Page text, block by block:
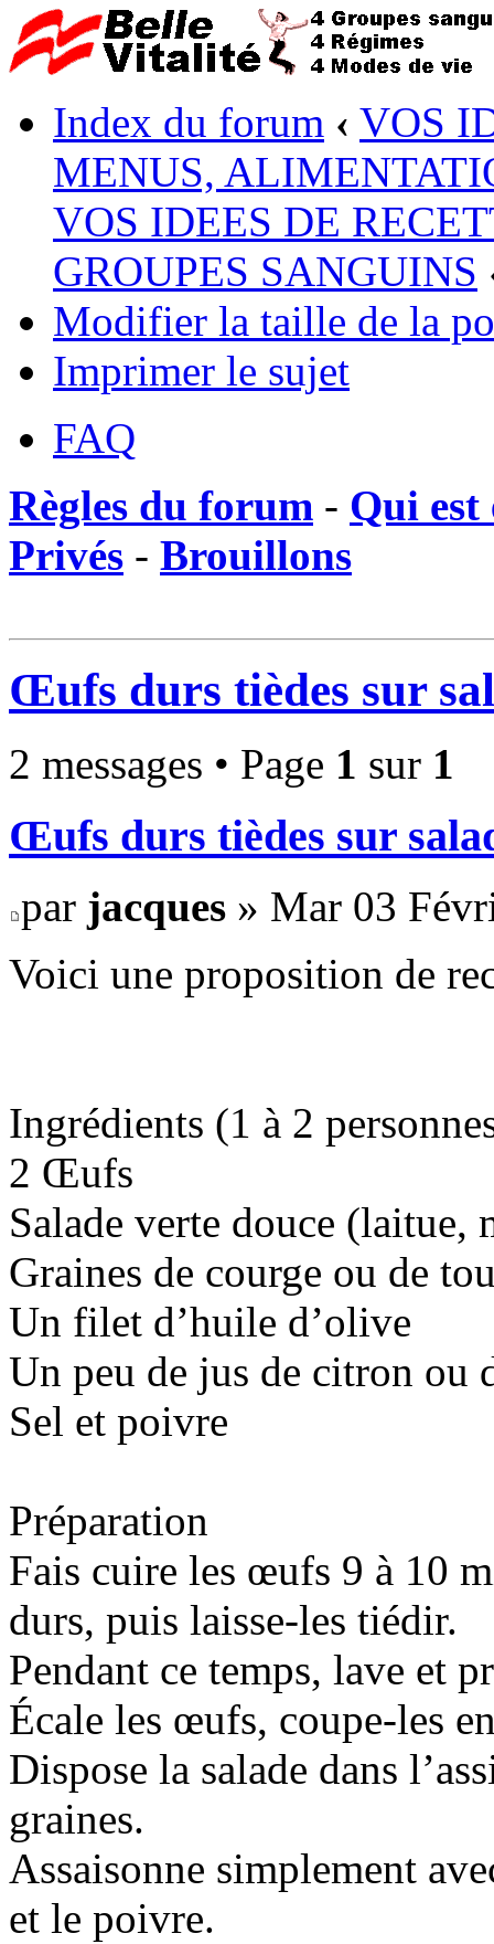
Index du forum ‹ VOS
MENUS,
VOS IDEES DE
GROUPES SANGUINS
Modifier la taille de la
Imprimer le sujet
FAQ
Règles du forum - Qui est
Privés - Brouillons
Œufs durs tièdes sur
2 messages • Page 1 sur 1
Œufs durs tièdes sur
par jacques » Mar 03
Voici une proposition de
Ingrédients (1 à 2
2 Œufs
Salade verte douce (laitue,
Graines de courge ou de
Un filet d’huile d’olive
Un peu de jus de citron ou
Sel et poivre
Préparation
Fais cuire les œufs 9 à 10
durs, puis laisse-les tiédir.
Pendant ce temps, lave et
Écale les œufs, coupe-les
Dispose la salade dans
graines.
Assaisonne simplement
et le poivre.